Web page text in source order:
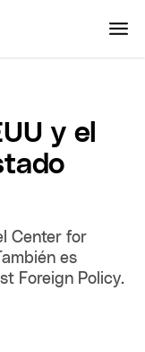
y el
Center for
es
Foreign Policy.